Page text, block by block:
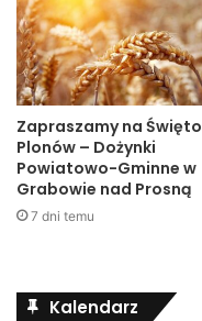
Zapraszamy na Święto
Plonów – Dożynki
Powiatowo-Gminne w
Grabowie nad Prosną
7 dni temu
Kalendarz